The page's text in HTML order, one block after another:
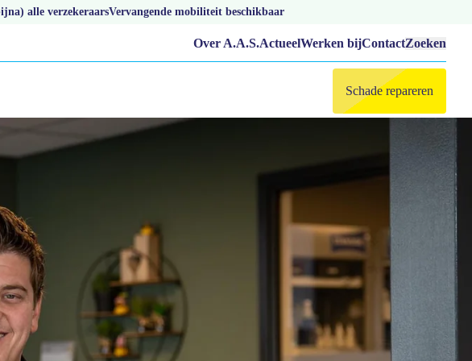
alle verzekeraarsVervangende mobiliteit beschikbaar
Over A.A.S.ActueelWerken bijContactZoeken
Schade repareren